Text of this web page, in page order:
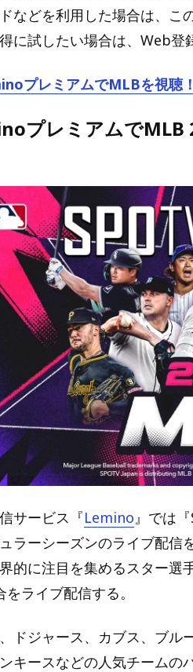
などを利用した場合は、
に試したい場合は、Web登
プレミアムでMLBを視聴
プレミアムでMLB
サービス『Lemino』では
ラーシーズンのライブ配信
的に注目を集めるスター選
をライブ配信する。
ドジャース、カブス、ブル
キースなどの人気チームの